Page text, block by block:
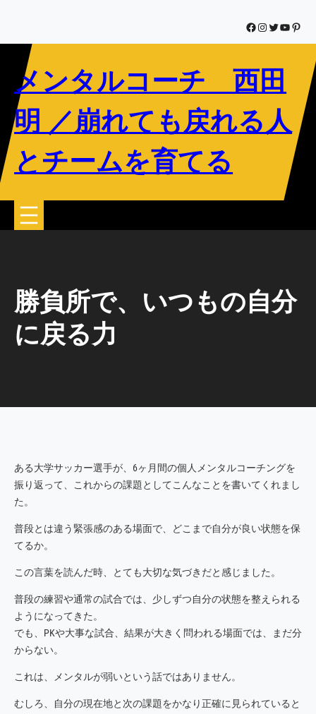
を
Facebook
Instagram
Twitter
YouTube
メンタルコーチ 西田
明 ／崩れても戻れる人
とチームを育てる
勝負所で、いつもの自分
に戻る力
ある大学サッカー選手が、6ヶ月間の個人メンタルコーチングを
振り返って、これからの課題としてこんなことを書いてくれまし
た。
普段とは違う緊張感のある場面で、どこまで自分が良い状態を保
てるか。
この言葉を読んだ時、とても大切な気づきだと感じました。
普段の練習や通常の試合では、少しずつ自分の状態を整えられる
ようになってきた。
でも、PKや大事な試合、結果が大きく問われる場面では、まだ分
からない。
これは、メンタルが弱いという話ではありません。
むしろ、自分の現在地と次の課題をかなり正確に見られていると